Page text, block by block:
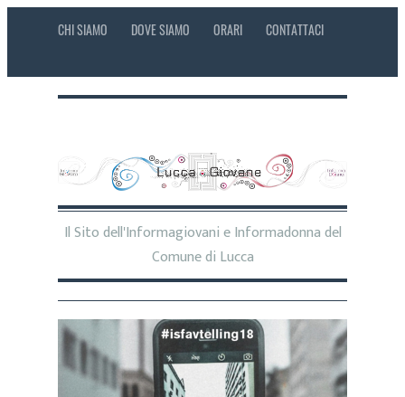
CHI SIAMO DOVE SIAMO ORARI CONTATTACI
Il Sito dell'Informagiovani e Informadonna del
Comune di Lucca